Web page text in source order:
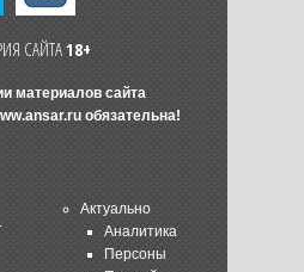
САЙТА18+
материалов сайта
обязательна!
Актуально
Аналитика
Персоны